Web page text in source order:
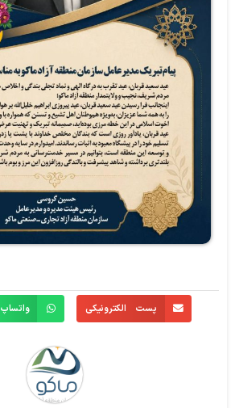
پست الکترونیکی واتساپ